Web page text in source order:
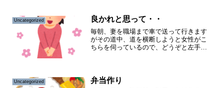
田拓郎さんの...
Uncategorized 良かれと思って・・
毎朝、妻を職場まで車で送って行きます
がその道中、道を横断しようと女性がこ
ちらを伺っているので、どうぞと左手で
影からベビーカーを押した男...
Uncategorized 弁当作り